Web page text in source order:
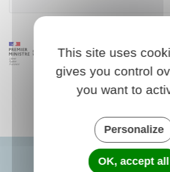
This site uses
gives you control
you want to
Personalize
OK, accept all